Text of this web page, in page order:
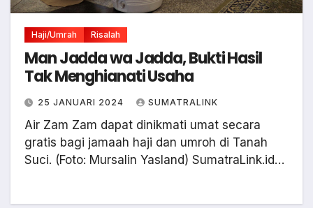
Haji/Umrah Risalah
Man Jadda wa Jadda, Bukti Hasil
Tak Menghianati Usaha
25 JANUARI 2024 SUMATRALINK
Air Zam Zam dapat dinikmati umat secara
gratis bagi jamaah haji dan umroh di Tanah
Suci. (Foto: Mursalin Yasland) SumatraLink.id…